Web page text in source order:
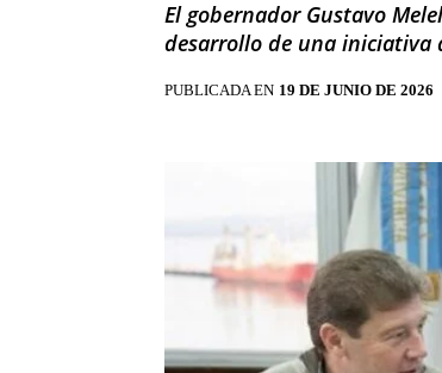
El gobernador Gustavo
desarrollo de una iniciativa
PUBLICADA EN 19 DE JUNIO DE 2026